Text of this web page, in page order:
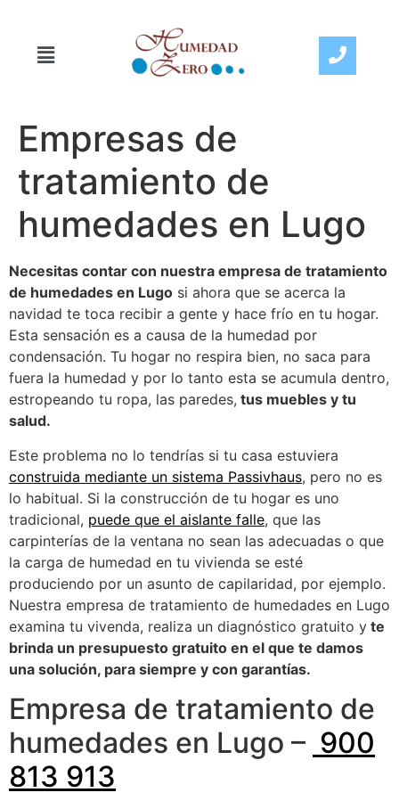
Empresas de
tratamiento de
humedades en Lugo
Necesitas contar con nuestra empresa de tratamiento
de humedades en Lugo si ahora que se acerca la
navidad te toca recibir a gente y hace frío en tu hogar.
Esta sensación es a causa de la humedad por
condensación. Tu hogar no respira bien, no saca para
fuera la humedad y por lo tanto esta se acumula dentro,
estropeando tu ropa, las paredes, tus muebles y tu
salud.
Este problema no lo tendrías si tu casa estuviera
construida mediante un sistema Passivhaus, pero no es
lo habitual. Si la construcción de tu hogar es uno
tradicional, puede que el aislante falle, que las
carpinterías de la ventana no sean las adecuadas o que
la carga de humedad en tu vivienda se esté
produciendo por un asunto de capilaridad, por ejemplo.
Nuestra empresa de tratamiento de humedades en Lugo
examina tu vivenda, realiza un diagnóstico gratuito y te
brinda un presupuesto gratuito en el que te damos
una solución, para siempre y con garantías.
Empresa de tratamiento de
humedades en Lugo – 900
813 913